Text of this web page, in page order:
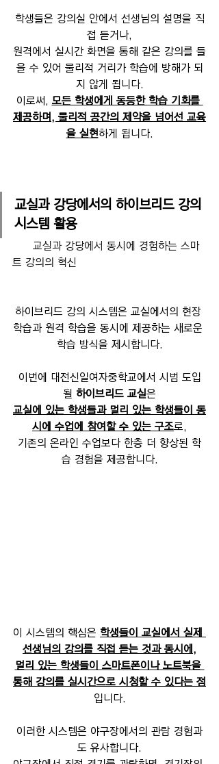
학생들은 강의실 안에서 선생님의 설명을 직
접 듣거나,
원격에서 실시간 화면을 통해 같은 강의를 들
을 수 있어 물리적 거리가 학습에 방해가 되
지 않게 됩니다.
이로써, 모든 학생에게 동등한 학습 기회를
제공하며, 물리적 공간의 제약을 넘어선 교육
을 실현하게 됩니다.
교실과 강당에서의 하이브리드 강의
시스템 활용
트 강의의 혁신
하이브리드 강의 시스템은 교실에서의 현장
학습과 원격 학습을 동시에 제공하는 새로운
학습 방식을 제시합니다.
이번에 대전신일여자중학교에서 시범 도입
될 하이브리드 교실은
교실에 있는 학생들과 멀리 있는 학생들이 동
시에 수업에 참여할 수 있는 구조로,
기존의 온라인 수업보다 한층 더 향상된 학
습 경험을 제공합니다.
이 시스템의 핵심은 학생들이 교실에서 실제
선생님의 강의를 직접 듣는 것과 동시에,
멀리 있는 학생들이 스마트폰이나 노트북을
통해 강의를 실시간으로 시청할 수 있다는 점
입니다.
이러한 시스템은 야구장에서의 관람 경험과
도 유사합니다.